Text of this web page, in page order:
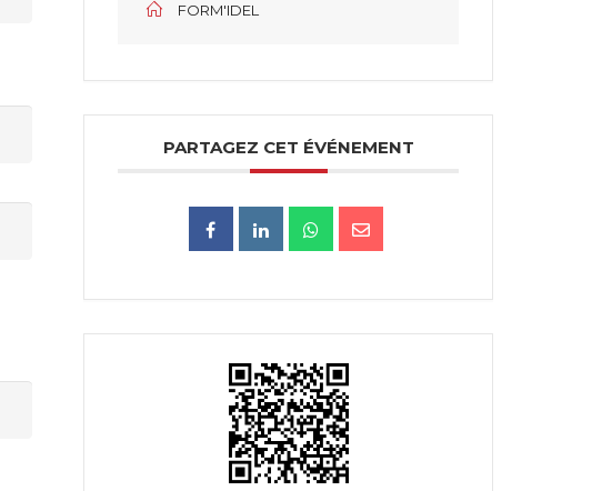
FORM'IDEL
PARTAGEZ CET ÉVÉNEMENT